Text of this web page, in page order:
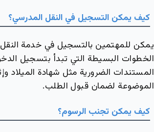
كيف يمكن التسجيل في النقل المدرسي؟
يمكن للمهتمين بالتسجيل في خدمة النقل
الخطوات البسيطة التي تبدأ بتسجيل
المستندات الضرورية مثل شهادة الميلاد
الموضوعة لضمان قبول الطلب.
كيف يمكن تجنب الرسوم؟